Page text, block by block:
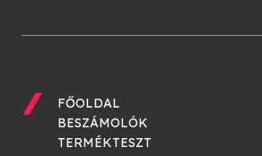
FŐOLDAL
BESZÁMOLÓK
TERMÉKTESZT